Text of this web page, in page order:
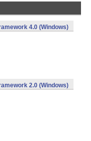
4.0 (Windows)
2.0 (Windows)